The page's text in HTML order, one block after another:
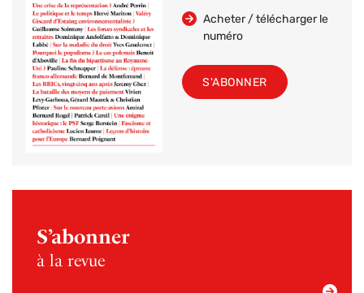
Acheter / télécharger le
numéro
S'ABONNER
S’abonner
à la revue